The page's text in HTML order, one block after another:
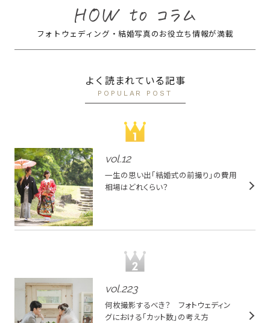
フォトウェディング・結婚写真のお役立ち情報が満載
よく読まれている記事
POPULAR POST
vol.12
一生の思い出「結婚式の前撮り」の費用
相場はどれくらい？
vol.223
何枚撮影するべき？ フォトウェディン
グにおける「カット数」の考え方